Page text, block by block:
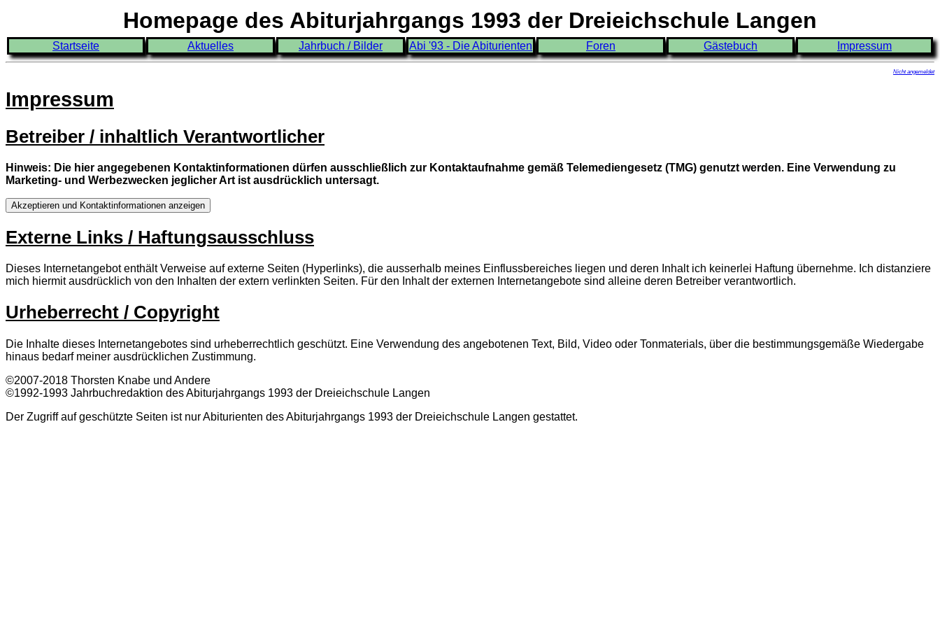
Homepage des Abiturjahrgangs 1993 der Dreieichschule Langen
Startseite Aktuelles Jahrbuch / Bilder Abi '93 - Die Abiturienten Foren Gästebuch Impressum
Nicht angemeldet
Impressum
Betreiber / inhaltlich Verantwortlicher
Hinweis: Die hier angegebenen Kontaktinformationen dürfen ausschließlich zur Kontaktaufnahme gemäß Telemediengesetz (TMG) genutzt werden. Eine Verwendung zu
Marketing- und Werbezwecken jeglicher Art ist ausdrücklich untersagt.
Externe Links / Haftungsausschluss
Dieses Internetangebot enthält Verweise auf externe Seiten (Hyperlinks), die ausserhalb meines Einflussbereiches liegen und deren Inhalt ich keinerlei Haftung übernehme. Ich distanziere
mich hiermit ausdrücklich von den Inhalten der extern verlinkten Seiten. Für den Inhalt der externen Internetangebote sind alleine deren Betreiber verantwortlich.
Urheberrecht / Copyright
Die Inhalte dieses Internetangebotes sind urheberrechtlich geschützt. Eine Verwendung des angebotenen Text, Bild, Video oder Tonmaterials, über die bestimmungsgemäße Wiedergabe
hinaus bedarf meiner ausdrücklichen Zustimmung.
©2007-2018 Thorsten Knabe und Andere
©1992-1993 Jahrbuchredaktion des Abiturjahrgangs 1993 der Dreieichschule Langen
Der Zugriff auf geschützte Seiten ist nur Abiturienten des Abiturjahrgangs 1993 der Dreieichschule Langen gestattet.